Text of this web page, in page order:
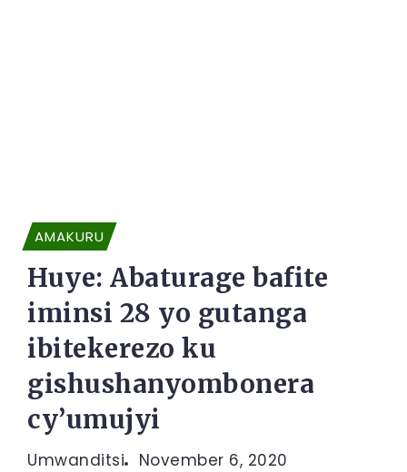
AMAKURU
Huye: Abaturage bafite
iminsi 28 yo gutanga
ibitekerezo ku
gishushanyombonera
cy’umujyi
Umwanditsi November 6, 2020